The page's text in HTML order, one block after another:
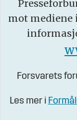
mot mediene
Forsvarets
Les mer i